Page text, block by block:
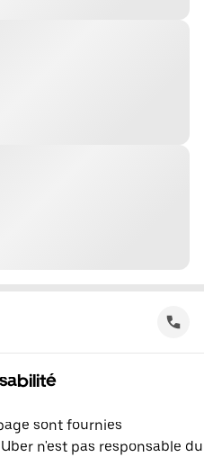
sont fournies
n'est pas responsable du